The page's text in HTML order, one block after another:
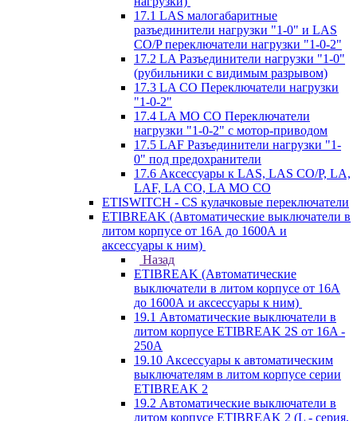
17.1 LAS малогабаритные
разъединители нагрузки "1-0" и LAS
CO/P переключатели нагрузки "1-0-2"
17.2 LA Разъединители нагрузки "1-0"
(рубильники с видимым разрывом)
17.3 LA CO Переключатели нагрузки
"1-0-2"
17.4 LA MO CO Переключатели
нагрузки "1-0-2" с мотор-приводом
17.5 LAF Разъединители нагрузки "1-
0" под предохранители
17.6 Аксессуары к LAS, LAS CO/P, LA,
LAF, LA CO, LA MO CO
ETISWITCH - CS кулачковые переключатели
ETIBREAK (Автоматические выключатели в
литом корпусе от 16А до 1600А и
аксессуары к ним)
Назад
ETIBREAK (Автоматические
выключатели в литом корпусе от 16А
до 1600А и аксессуары к ним)
19.1 Автоматические выключатели в
литом корпусе ETIBREAK 2S от 16A -
250A
19.10 Аксессуары к автоматическим
выключателям в литом корпусе серии
ETIBREAK 2
19.2 Автоматические выключатели в
литом корпусе ETIBREAK 2 (L - серия,